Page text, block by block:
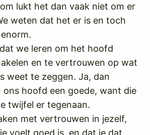
lukt het dan vaak niet om er
weten dat het er is en toch
we leren om het hoofd
en te vertrouwen op wat
weet te zeggen. Ja, dan
ons hoofd een goede, want die
twijfel er tegenaan.
met vertrouwen in jezelf,
voelt goed is, en dat je dat